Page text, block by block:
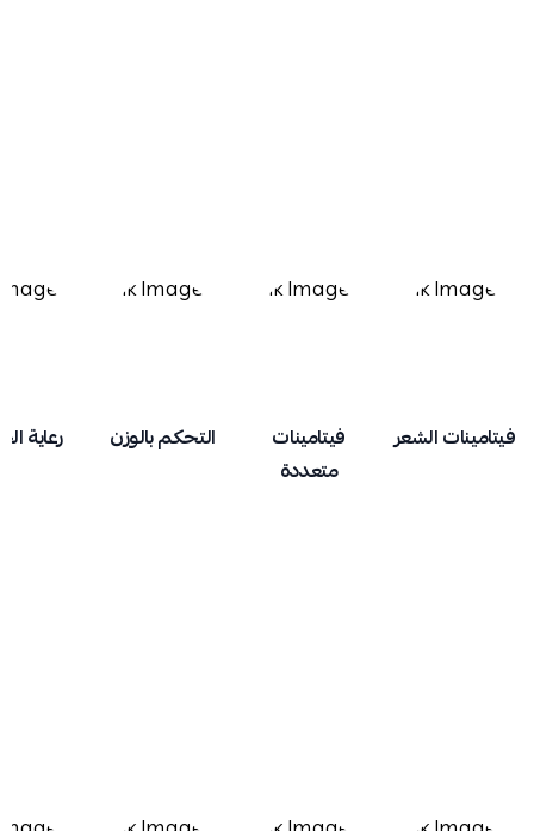
فيتامينات الشعر
فيتامينات
متعددة
التحكم بالوزن رعاية